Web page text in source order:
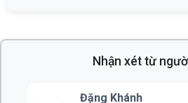
Nhận xét từ
Bùi Thu